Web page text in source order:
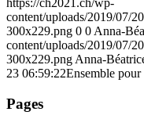
https://ch2021.ch/wp-
content/uploads/2019/07/
300x229.png 0 0 Anna-
content/uploads/2019/07/
300x229.png Anna-
23 06:59:22Ensemble
Pages